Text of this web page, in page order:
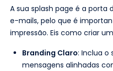
A sua splash page é a porta
e-mails, pelo que é
impressão. Eis como criar
Branding Claro: Inclua o
mensagens alinhadas